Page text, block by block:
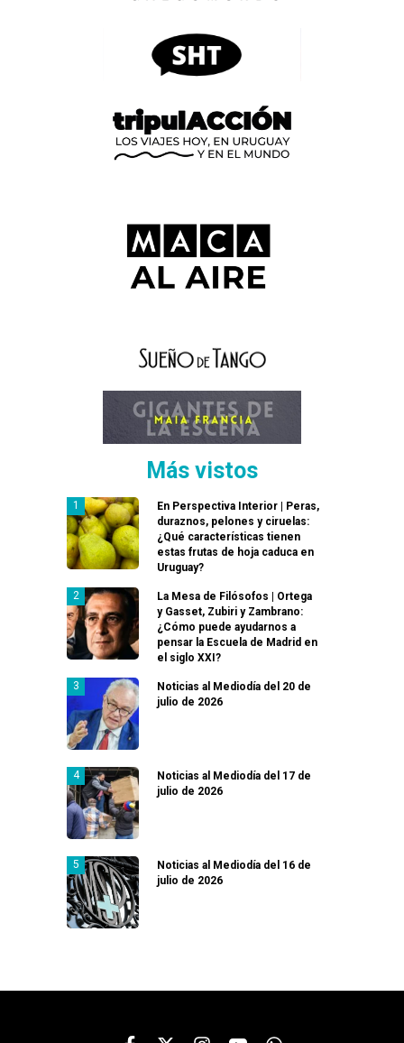
Más vistos
En Perspectiva Interior | Peras,
duraznos, pelones y ciruelas:
¿Qué características tienen
estas frutas de hoja caduca en
Uruguay?
La Mesa de Filósofos | Ortega
y Gasset, Zubiri y Zambrano:
¿Cómo puede ayudarnos a
pensar la Escuela de Madrid en
el siglo XXI?
Noticias al Mediodía del 20 de
julio de 2026
Noticias al Mediodía del 17 de
julio de 2026
Noticias al Mediodía del 16 de
julio de 2026